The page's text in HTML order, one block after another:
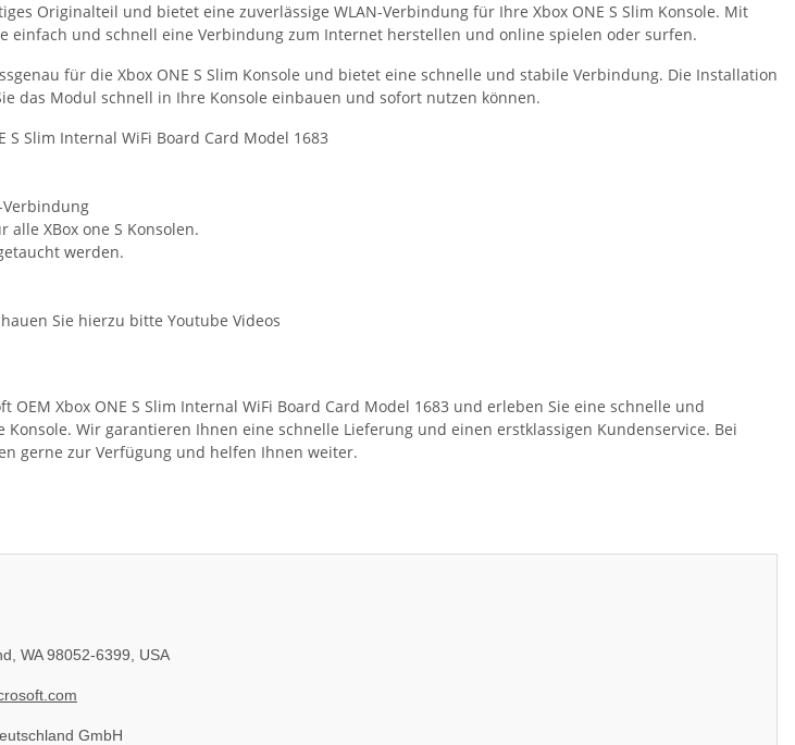
Originalteil und bietet eine zuverlässige WLAN-Verbindung für Ihre Xbox ONE S Slim Konsole. Mit
einfach und schnell eine Verbindung zum Internet herstellen und online spielen oder surfen.
für die Xbox ONE S Slim Konsole und bietet eine schnelle und stabile Verbindung. Die Installation
das Modul schnell in Ihre Konsole einbauen und sofort nutzen können.
S Slim Internal WiFi Board Card Model 1683
Verbindung
XBox one S Konsolen.
werden.
Sie hierzu bitte Youtube Videos
OEM Xbox ONE S Slim Internal WiFi Board Card Model 1683 und erleben Sie eine schnelle und
Konsole. Wir garantieren Ihnen eine schnelle Lieferung und einen erstklassigen Kundenservice. Bei
gerne zur Verfügung und helfen Ihnen weiter.
WA 98052-6399, USA
GmbH